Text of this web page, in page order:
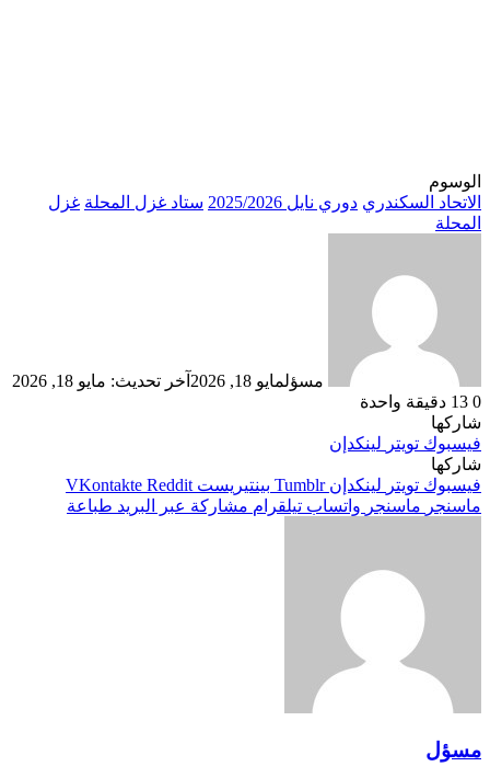
الوسوم
الاتحاد السكندري دوري نايل 2025/2026 ستاد غزل المحلة غزل
المحلة
مسؤلمايو 18, 2026
آخر تحديث: مايو 18, 2026
0
دقيقة واحدة
شاركها
فيسبوك تويتر لينكدإن
شاركها
فيسبوك تويتر لينكدإن بينتيريست
ماسنجر ماسنجر واتساب تيلقرام مشاركة عبر البريد طباعة
مسؤل